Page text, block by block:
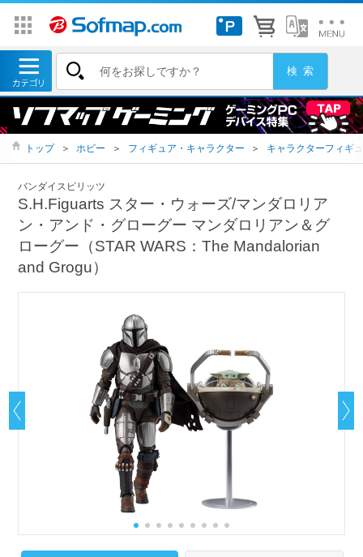
トップ ＞ ホビー ＞ フィギュア・キャラクター ＞ キャラクターフィギ
バンダイスピリッツ
S.H.Figuarts スター・ウォーズ/マンダロリア
ン・アンド・グローグー マンダロリアン＆グ
ローグー（STAR WARS：The Mandalorian
and Grogu）